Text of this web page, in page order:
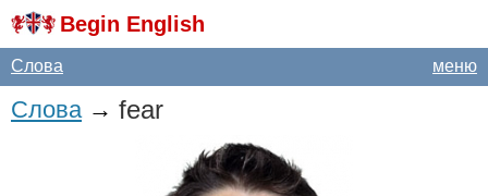
Begin English
меню
Слова
Слова→ fear